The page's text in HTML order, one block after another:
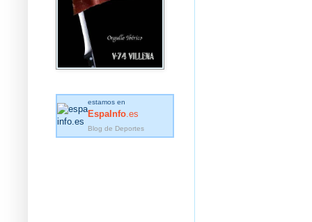
estamos en
EspaInfo .es
Blog de Deportes